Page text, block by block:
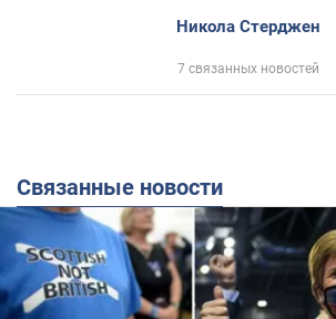
Никола Стерджен
7 связанных новостей
Связанные новости